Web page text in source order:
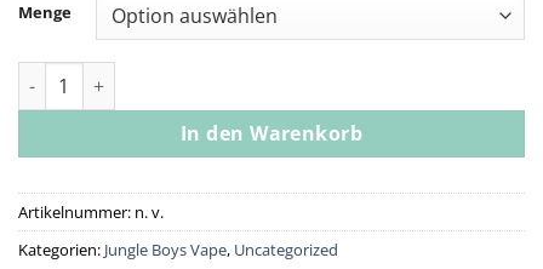
Menge
Jungle Boys | Big E OG - 1g Live Resin All-In-One Menge
In den Warenkorb
Artikelnummer: n. v.
Kategorien: Jungle Boys Vape, Uncategorized